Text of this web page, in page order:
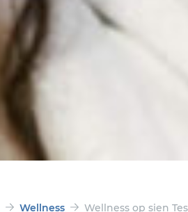
Wellness Wellness op sien